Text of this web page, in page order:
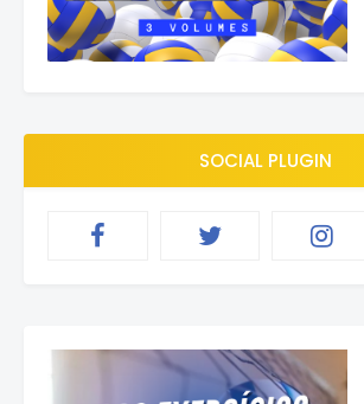
SOCIAL PLUGIN